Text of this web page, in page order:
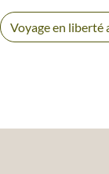
Voyage en liberté